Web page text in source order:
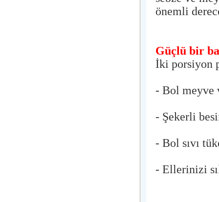
önemli
Güçlü bir
İki porsiyon
- Bol meyve
- Şekerli
- Bol sıvı
- Ellerinizi